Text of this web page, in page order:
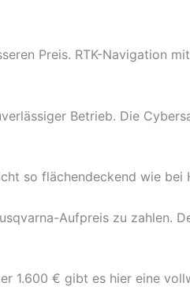
Preis. RTK-Navigation
Betrieb. Die
so flächendeckend wie bei
Aufpreis zu zahlen.
1.600 € gibt es hier eine